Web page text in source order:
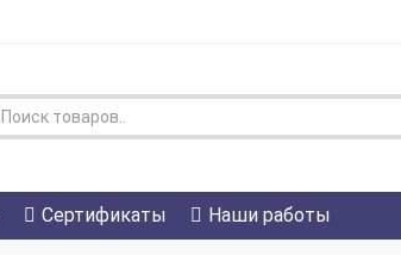
Сертификаты Наши работы